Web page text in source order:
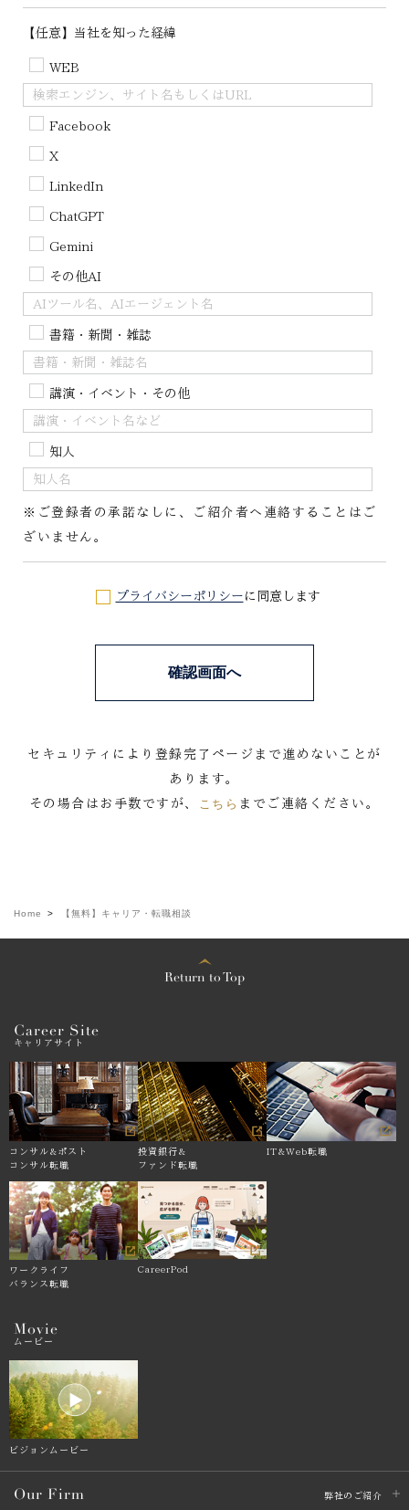
【任意】当社を知った経緯
WEB
Facebook
X
LinkedIn
ChatGPT
Gemini
その他AI
書籍・新聞・雑誌
講演・イベント・その他
知人
※ご登録者の承諾なしに、ご紹介者へ連絡することはご
ざいません。
プライバシーポリシー に同意します
セキュリティにより登録完了ページまで進めないことが
あります。
その場合はお手数ですが、 こちら までご連絡ください。
Home > 【無料】キャリア・転職相談
Return to Top
Career Site
キャリアサイト
コンサル& ポスト
コンサル転職
投資銀行&
ファンド転職
IT&Web転職
ワークライフ
バランス転職
CareerPod
Movie
ムービー
ビジョンムービー
Our Firm 弊社のご紹介